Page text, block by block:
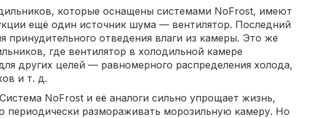
которые оснащены системами NoFrost, имеют
ещё один источник шума — вентилятор. Последний
принудительного отведения влаги из камеры. Это же
где вентилятор в холодильной камере
других целей — равномерного распределения холода,
и т. д.
NoFrost и её аналоги сильно упрощает жизнь,
периодически размораживать морозильную камеру. Но